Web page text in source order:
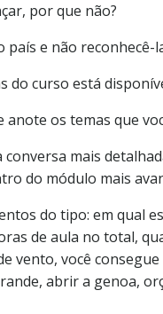
por que não?
país e não
curso está
anote os temas que
mais
do módulo mais
do tipo: em qual
de aula no total,
vento, você
abrir a genoa,